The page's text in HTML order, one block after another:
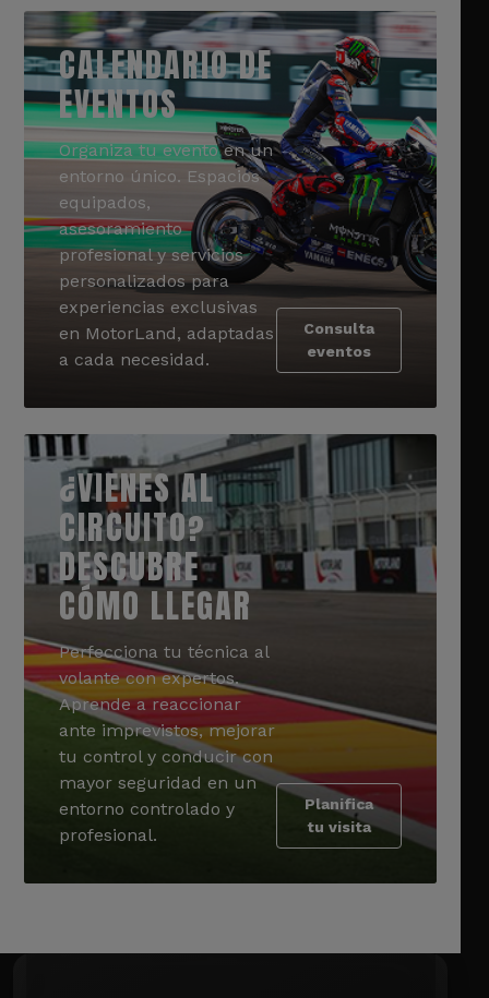
CALENDARIO DE
EVENTOS
Organiza tu evento en un
entorno único. Espacios
equipados,
asesoramiento
profesional y servicios
personalizados para
experiencias exclusivas
en MotorLand, adaptadas
a cada necesidad.
Consulta
eventos
¿VIENES AL
CIRCUITO?
DESCUBRE
CÓMO LLEGAR
Perfecciona tu técnica al
volante con expertos.
Aprende a reaccionar
ante imprevistos, mejorar
tu control y conducir con
mayor seguridad en un
entorno controlado y
profesional.
Planifica
tu visita